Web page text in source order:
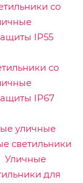
со
IP55
со
IP67
уличные
светильники
Уличные
для